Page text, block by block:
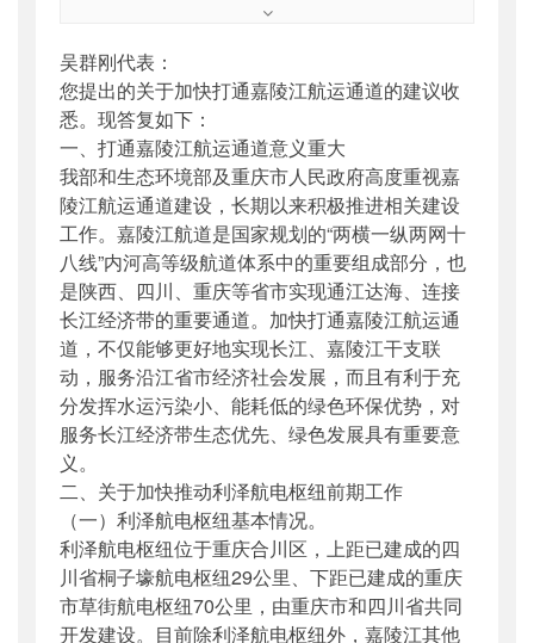
交水建〔2018〕45号
公开日期 ：
2018年06月28日
主题词：
全国人大;建议;答复函
机构分类：水运局
主题分类：公众参与
公文类型：其他
吴群刚代表：
您提出的关于加快打通嘉陵江航运通道的建议收
悉。现答复如下：
一、打通嘉陵江航运通道意义重大
我部和生态环境部及重庆市人民政府高度重视嘉
陵江航运通道建设，长期以来积极推进相关建设
工作。嘉陵江航道是国家规划的“两横一纵两网十
八线”内河高等级航道体系中的重要组成部分，也
是陕西、四川、重庆等省市实现通江达海、连接
长江经济带的重要通道。加快打通嘉陵江航运通
道，不仅能够更好地实现长江、嘉陵江干支联
动，服务沿江省市经济社会发展，而且有利于充
分发挥水运污染小、能耗低的绿色环保优势，对
服务长江经济带生态优先、绿色发展具有重要意
义。
二、关于加快推动利泽航电枢纽前期工作
（一）利泽航电枢纽基本情况。
利泽航电枢纽位于重庆合川区，上距已建成的四
川省桐子壕航电枢纽29公里、下距已建成的重庆
市草街航电枢纽70公里，由重庆市和四川省共同
开发建设。目前除利泽航电枢纽外，嘉陵江其他